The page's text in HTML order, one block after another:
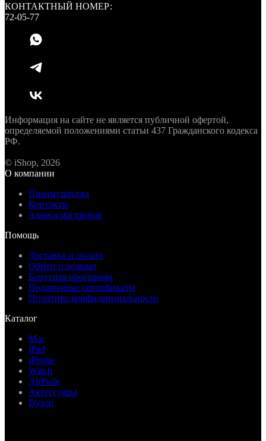
КОНТАКТНЫЙ НОМЕР:
72-05-77
Информация на сайте не является публичной офертой,
определяемой положениями статьи 437 Гражданского кодекса
РФ.
© iShop, 2026
О компании
Преимущества
Контакты
Адреса магазинов
Помощь
Доставка и оплата
Обмен и возврат
Бонусная программа
Подарочные сертификаты
Политика конфиденциальности
Каталог
Mac
iPad
iPhone
Watch
AirPods
Аксессуары
Dyson